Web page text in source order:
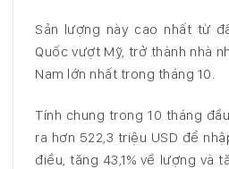
Sản lượng này cao nhất từ
Quốc vượt Mỹ, trở thành nhà
Nam lớn nhất trong tháng 10.
Tính chung trong 10 tháng
ra hơn 522,3 triệu USD để
điều, tăng 43,1% về lượng và